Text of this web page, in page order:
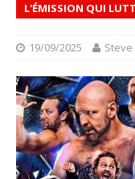
L'ÉMISSION QUI
19/09/2025 Steve